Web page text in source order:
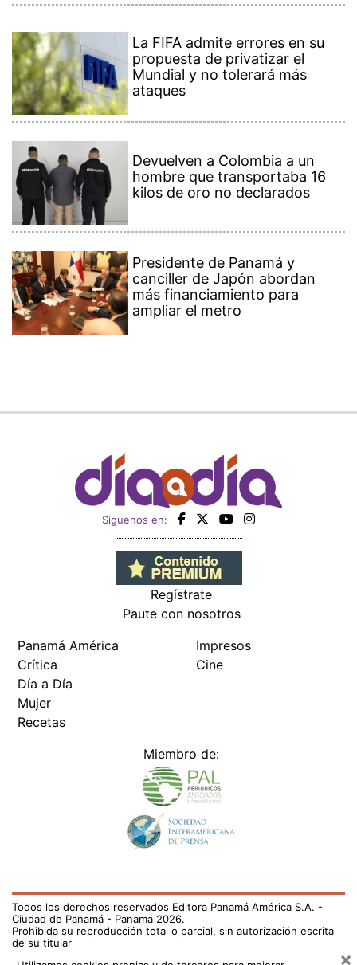
La FIFA admite errores en su
propuesta de privatizar el
Mundial y no tolerará más
ataques
Devuelven a Colombia a un
hombre que transportaba 16
kilos de oro no declarados
Presidente de Panamá y
canciller de Japón abordan
más financiamiento para
ampliar el metro
Siguenos en:
Regístrate
Paute con nosotros
Panamá América
Crítica
Día a Día
Mujer
Recetas
Impresos
Cine
Miembro de:
Todos los derechos reservados Editora Panamá América S.A. -
Ciudad de Panamá - Panamá 2026.
Prohibida su reproducción total o parcial, sin autorización escrita
de su titular
×